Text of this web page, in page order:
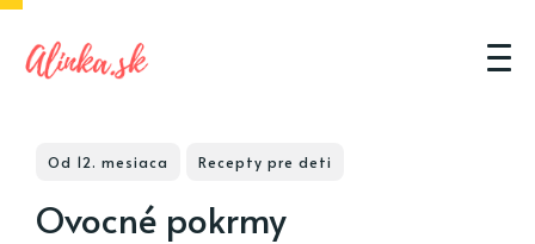
Od 12. mesiaca Recepty pre deti
Ovocné pokrmy